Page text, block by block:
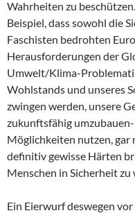
Wahrheiten zu
Beispiel, dass sowohl die
Faschisten bedrohten
Herausforderungen der
Umwelt/Klima-
Wohlstands und unseres
zwingen werden, unsere
zukunftsfähig
Möglichkeiten nutzen, gar
definitiv gewisse Härten
Menschen in Sicherheit
Ein Eierwurf deswegen